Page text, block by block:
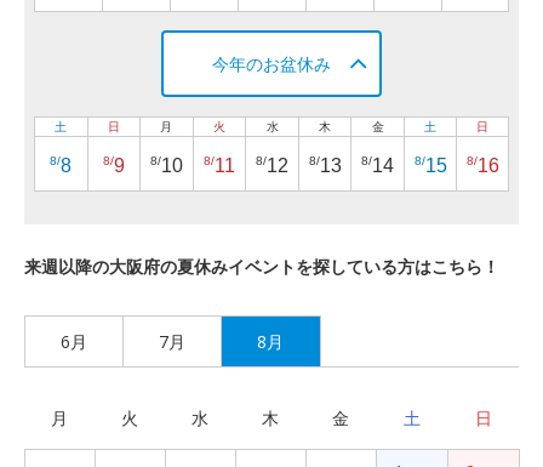
今年のお盆休み
土
8/8
日
8/9
月
8/10
火
8/11
水
8/12
木
8/13
金
8/14
土
8/15
日
8/16
来週以降の大阪府の夏休みイベントを探している方はこちら！
6月 7月 8月
月 火 水 木 金 土 日